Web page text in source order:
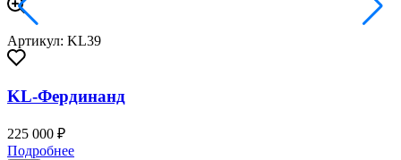
Артикул: KL39
KL-Фердинанд
225 000 ₽
Подробнее